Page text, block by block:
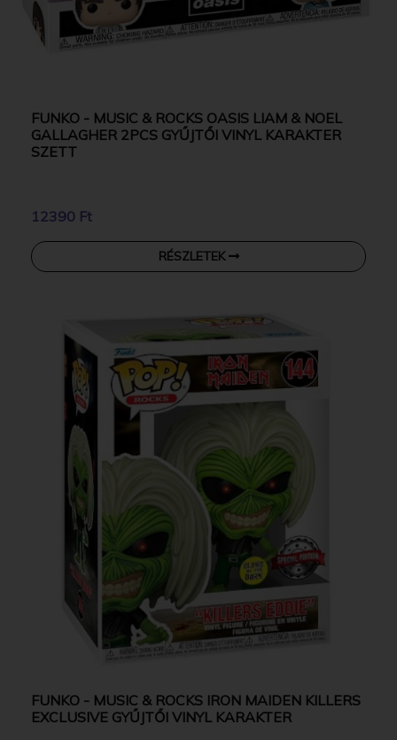
FUNKO - MUSIC & ROCKS OASIS LIAM & NOEL
GALLAGHER 2PCS GYŰJTŐI VINYL KARAKTER
SZETT
12390 Ft
RÉSZLETEK
FUNKO - MUSIC & ROCKS IRON MAIDEN KILLERS
EXCLUSIVE GYŰJTŐI VINYL KARAKTER